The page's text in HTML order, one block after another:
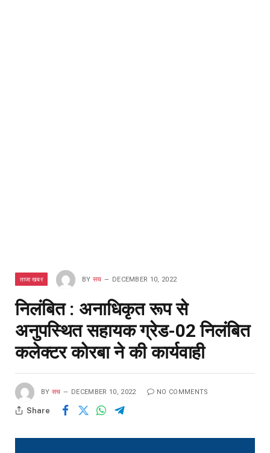
ताजा खबर BY सच DECEMBER 10, 2022
निलंबित : अनाधिकृत रूप से
अनुपस्थित सहायक ग्रेड-02 निलंबित
कलेक्टर कोरबा ने की कार्यवाही
BY सच DECEMBER 10, 2022 NO COMMENTS
Share